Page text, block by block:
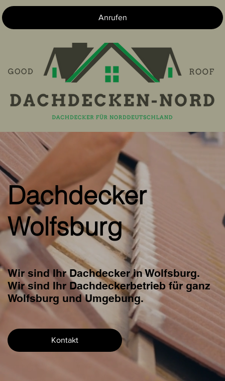
Anrufen
Dachdecker
Wolfsburg
Wir sind Ihr Dachdecker in Wolfsburg.
Wir sind Ihr Dachdeckerbetrieb für ganz
Wolfsburg und Umgebung.
Kontakt